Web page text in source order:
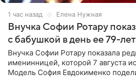
1 час назад Елена Нужная
Внучка Софии Ротару
с бабушкой в день ее 79-
Внучка Софии Ротару показала
именинницей, которой 7 августа
Модель София Евдокименко